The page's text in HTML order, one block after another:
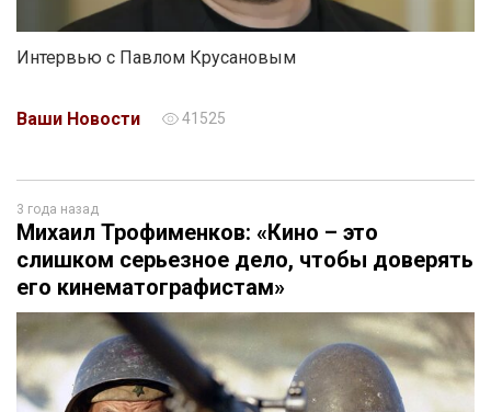
Интервью с Павлом Крусановым
Ваши Новости 41525
3 года назад
Михаил Трофименков: «Кино – это
слишком серьезное дело, чтобы доверять
его кинематографистам»